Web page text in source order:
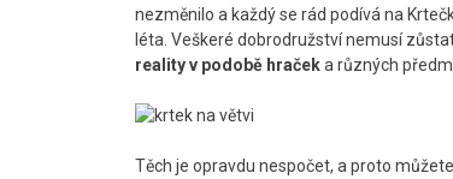
nezměnilo a každý se rád podívá na
léta. Veškeré dobrodružství nemusí
reality v podobě hračeka různých
Těch je opravdu nespočet, a proto